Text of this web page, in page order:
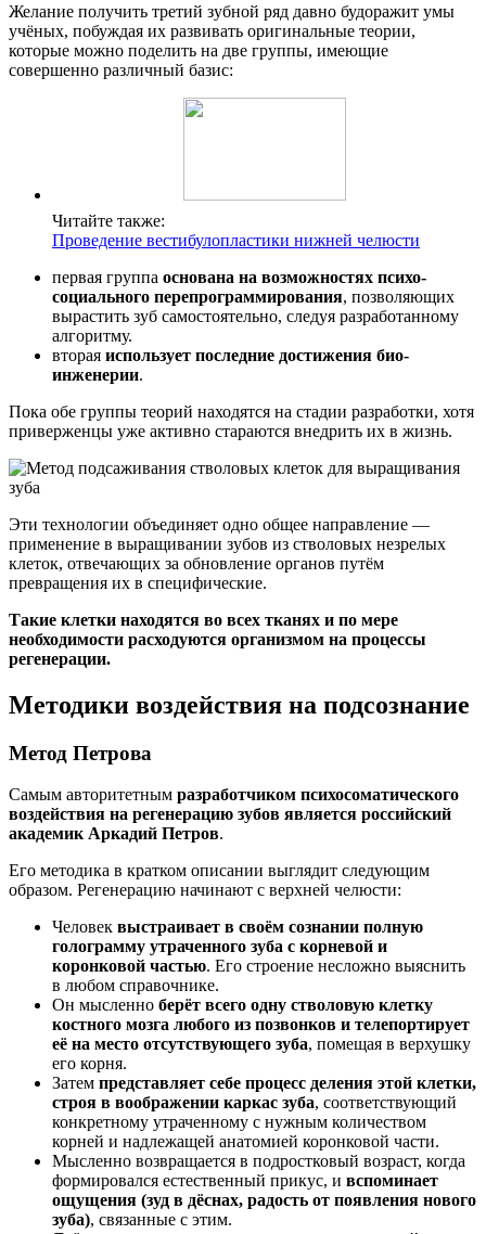
Желание получить третий зубной ряд давно будоражит умы
учёных, побуждая их развивать оригинальные теории,
которые можно поделить на две группы, имеющие
совершенно различный базис:
Читайте также:
Проведение вестибулопластики нижней челюсти
первая группа основана на возможностях психо-
социального перепрограммирования, позволяющих
вырастить зуб самостоятельно, следуя разработанному
алгоритму.
вторая использует последние достижения био-
инженерии.
Пока обе группы теорий находятся на стадии разработки, хотя
приверженцы уже активно стараются внедрить их в жизнь.
Эти технологии объединяет одно общее направление —
применение в выращивании зубов из стволовых незрелых
клеток, отвечающих за обновление органов путём
превращения их в специфические.
Такие клетки находятся во всех тканях и по мере
необходимости расходуются организмом на процессы
регенерации.
Методики воздействия на подсознание
Метод Петрова
Самым авторитетным разработчиком психосоматического
воздействия на регенерацию зубов является российский
академик Аркадий Петров.
Его методика в кратком описании выглядит следующим
образом. Регенерацию начинают с верхней челюсти:
Человек выстраивает в своём сознании полную
голограмму утраченного зуба с корневой и
коронковой частью. Его строение несложно выяснить
в любом справочнике.
Он мысленно берёт всего одну стволовую клетку
костного мозга любого из позвонков и телепортирует
её на место отсутствующего зуба, помещая в верхушку
его корня.
Затем представляет себе процесс деления этой клетки,
строя в воображении каркас зуба, соответствующий
конкретному утраченному с нужным количеством
корней и надлежащей анатомией коронковой части.
Мысленно возвращается в подростковый возраст, когда
формировался естественный прикус, и вспоминает
ощущения (зуд в дёснах, радость от появления нового
зуба), связанные с этим.